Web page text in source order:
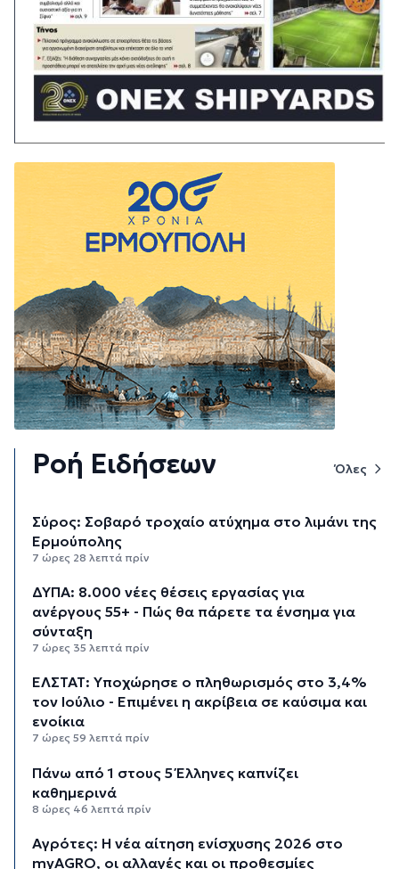
Ροή Ειδήσεων Όλες
Σύρος: Σοβαρό τροχαίο ατύχημα στο λιμάνι της
Ερμούπολης
7 ώρες 28 λεπτά πρίν
ΔΥΠΑ: 8.000 νέες θέσεις εργασίας για
ανέργους 55+ - Πώς θα πάρετε τα ένσημα για
σύνταξη
7 ώρες 35 λεπτά πρίν
ΕΛΣΤΑΤ: Υποχώρησε ο πληθωρισμός στο 3,4%
τον Ιούλιο - Επιμένει η ακρίβεια σε καύσιμα και
ενοίκια
7 ώρες 59 λεπτά πρίν
Πάνω από 1 στους 5 Έλληνες καπνίζει
καθημερινά
8 ώρες 46 λεπτά πρίν
Αγρότες: Η νέα αίτηση ενίσχυσης 2026 στο
myAGRO, οι αλλαγές και οι προθεσμίες